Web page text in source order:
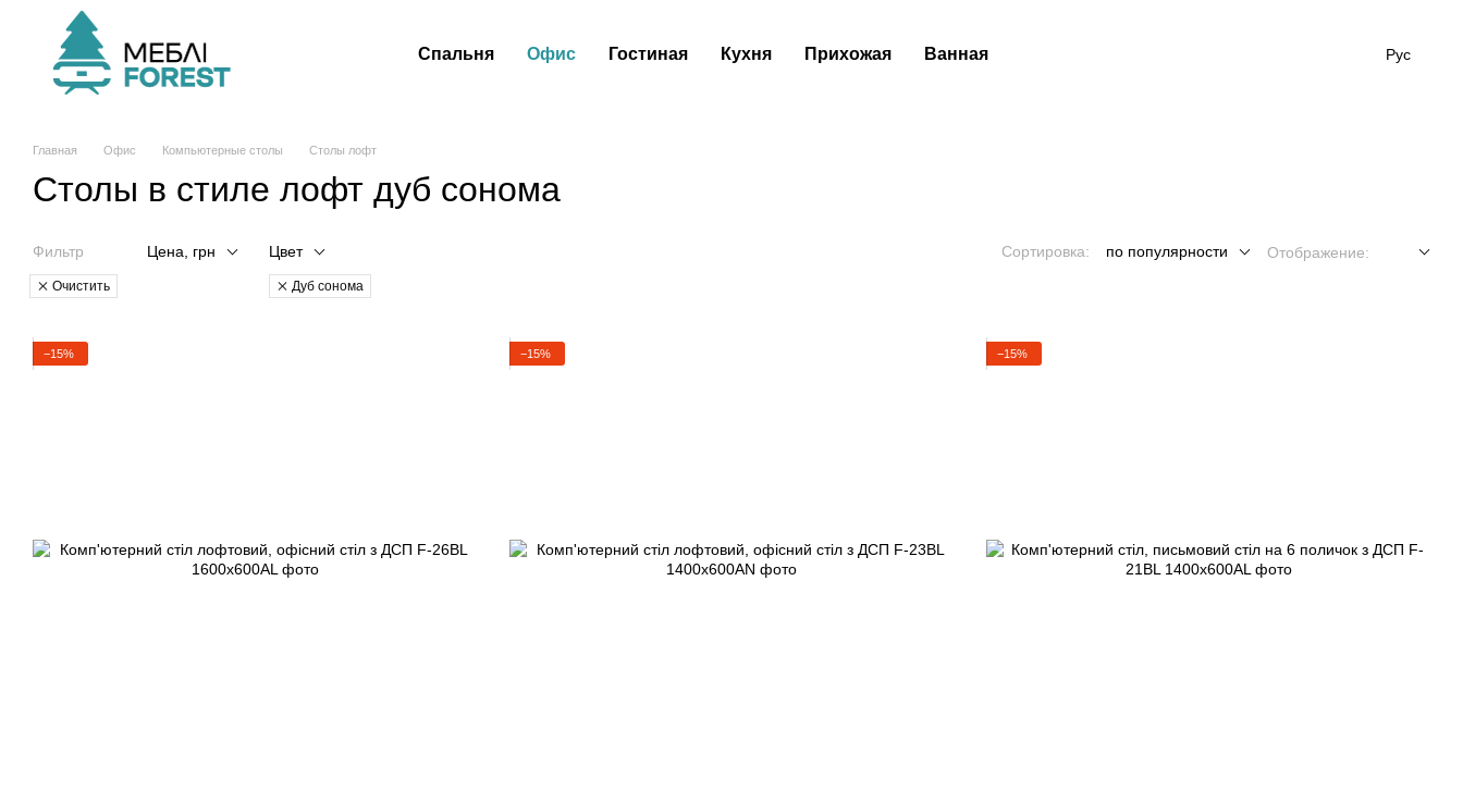
Перейти к основному контенту
Спальня Офис Гостиная Кухня Прихожая Ванная Рус
Главная Офис Компьютерные столы Столы лофт
Столы в стиле лофт дуб сонома
Фильтр
Очистить
Цена, грн Цвет
Дуб сонома
Сортировка: по популярности Отображение:
−15% −15% −15%